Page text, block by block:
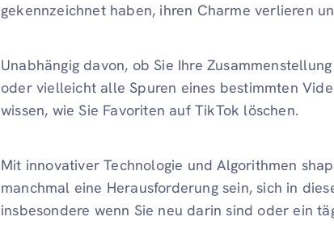
gekennzeichnet haben, ihren Charme verlieren
Unabhängig davon, ob Sie Ihre
oder vielleicht alle Spuren eines bestimmten
wissen, wie Sie Favoriten auf TikTok löschen.
Mit innovativer Technologie und Algorithmen
manchmal eine Herausforderung sein, sich in
insbesondere wenn Sie neu darin sind oder ein